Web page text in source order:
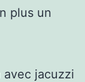
plus un
avec jacuzzi